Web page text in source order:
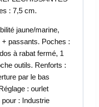
: 7,5 cm.
jaune/marine,
passants. Poches :
à rabat fermé, 1
outils. Renforts :
par le bas
: ourlet
: Industrie